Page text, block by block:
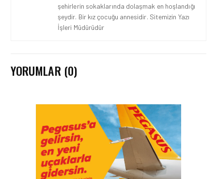
şehirlerin sokaklarında dolaşmak en hoşlandığı
şeydir. Bir kız çocuğu annesidir. Sitemizin Yazı
İşleri Müdürüdür
YORUMLAR (0)
HAVACILIK • 06 AĞU 2026
HITIT BILIŞIM 500’DE
SEKTÖREL YAZILIM
BIRINCISI